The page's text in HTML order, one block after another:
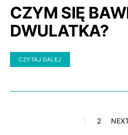
CZYM SIĘ
DWULATKA?
CZYTAJ DALEJ
1 2